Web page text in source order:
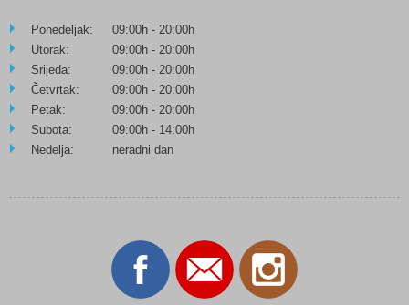
Ponedeljak:
09:00h - 20:00h
Utorak:
09:00h - 20:00h
Srijeda:
09:00h - 20:00h
Četvrtak:
09:00h - 20:00h
Petak:
09:00h - 20:00h
Subota:
09:00h - 14:00h
Nedelja:
neradni dan